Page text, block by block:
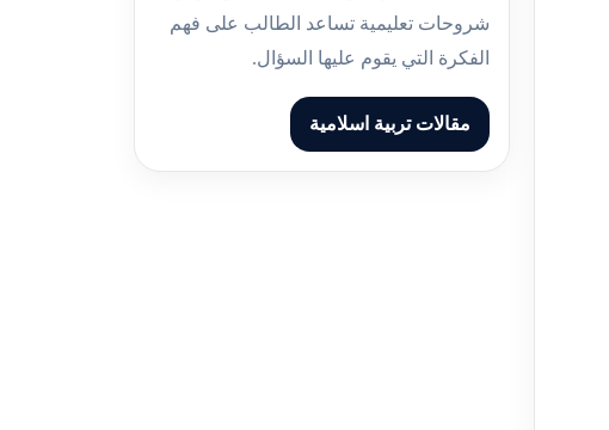
شروحات تعليمية تساعد الطالب على فهم
الفكرة التي يقوم عليها السؤال.
مقالات تربية اسلامية